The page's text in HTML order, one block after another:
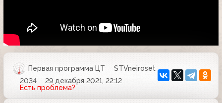
Первая программа ЦТ
STVneiroset
2034
29 декабря 2021, 22:12
Есть проблема?